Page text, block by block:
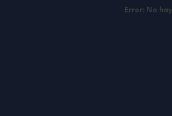
Error: No